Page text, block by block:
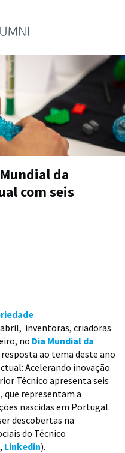
da
com seis
inventoras, criadoras
no Dia Mundial da
resposta ao tema deste ano
Acelerando inovação
Técnico apresenta seis
que representam a
nascidas em Portugal.
descobertas na
do Técnico
, Linkedin).